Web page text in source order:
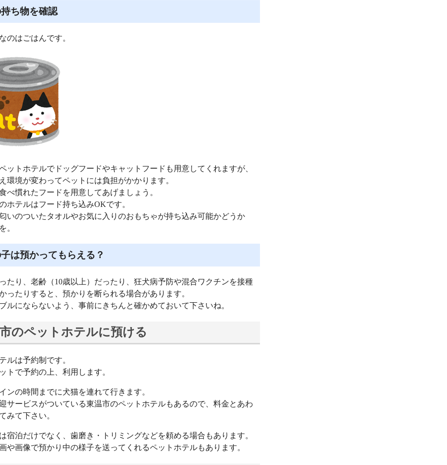
ち物を確認
のはごはんです。
ットホテルでドッグフードやキャットフードも用意してくれますが、
環境が変わってペットには負担がかかります。
べ慣れたフードを用意してあげましょう。
ホテルはフード持ち込みOKです。
いのついたタオルやお気に入りのおもちゃが持ち込み可能かどうか
。
は預かってもらえる？
たり、老齢（10歳以上）だったり、狂犬病予防や混合ワクチンを接種
ったりすると、預かりを断られる場合があります。
ルにならないよう、事前にきちんと確かめておいて下さいね。
のペットホテルに預ける
ルは予約制です。
トで予約の上、利用します。
ンの時間までに犬猫を連れて行きます。
サービスがついている東温市のペットホテルもあるので、料金とあわ
みて下さい。
宿泊だけでなく、歯磨き・トリミングなどを頼める場合もあります。
や画像で預かり中の様子を送ってくれるペットホテルもあります。